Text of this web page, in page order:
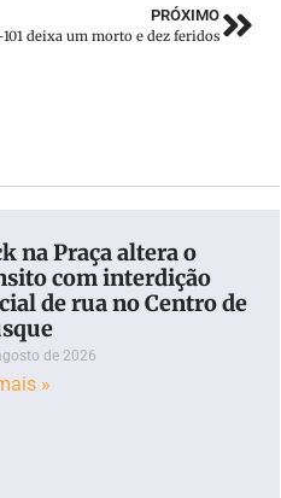
PRÓXIMO
deixa um morto e dez feridos
na Praça altera o
com interdição
de rua no Centro de
de 2026
»